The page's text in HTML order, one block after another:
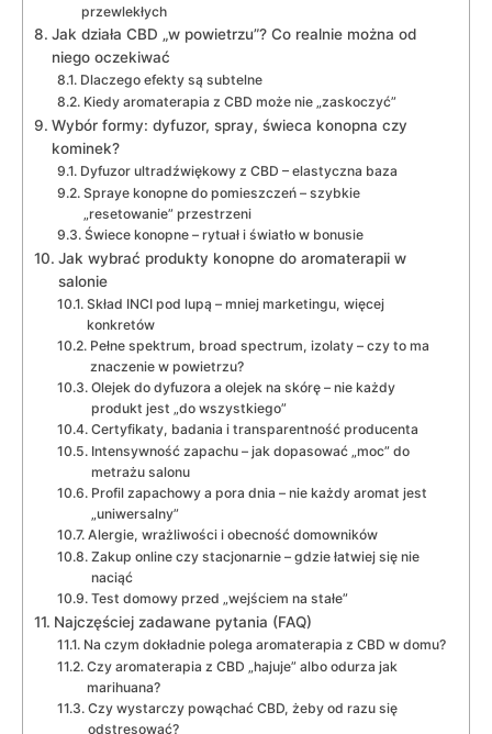
przewlekłych
Jak działa CBD „w powietrzu”? Co realnie można od
niego oczekiwać
Dlaczego efekty są subtelne
Kiedy aromaterapia z CBD może nie „zaskoczyć”
Wybór formy: dyfuzor, spray, świeca konopna czy
kominek?
Dyfuzor ultradźwiękowy z CBD – elastyczna baza
Spraye konopne do pomieszczeń – szybkie
„resetowanie” przestrzeni
Świece konopne – rytuał i światło w bonusie
Jak wybrać produkty konopne do aromaterapii w
salonie
Skład INCI pod lupą – mniej marketingu, więcej
konkretów
Pełne spektrum, broad spectrum, izolaty – czy to ma
znaczenie w powietrzu?
Olejek do dyfuzora a olejek na skórę – nie każdy
produkt jest „do wszystkiego”
Certyfikaty, badania i transparentność producenta
Intensywność zapachu – jak dopasować „moc” do
metrażu salonu
Profil zapachowy a pora dnia – nie każdy aromat jest
„uniwersalny”
Alergie, wrażliwości i obecność domowników
Zakup online czy stacjonarnie – gdzie łatwiej się nie
naciąć
Test domowy przed „wejściem na stałe”
Najczęściej zadawane pytania (FAQ)
Na czym dokładnie polega aromaterapia z CBD w domu?
Czy aromaterapia z CBD „hajuje” albo odurza jak
marihuana?
Czy wystarczy powąchać CBD, żeby od razu się
odstresować?